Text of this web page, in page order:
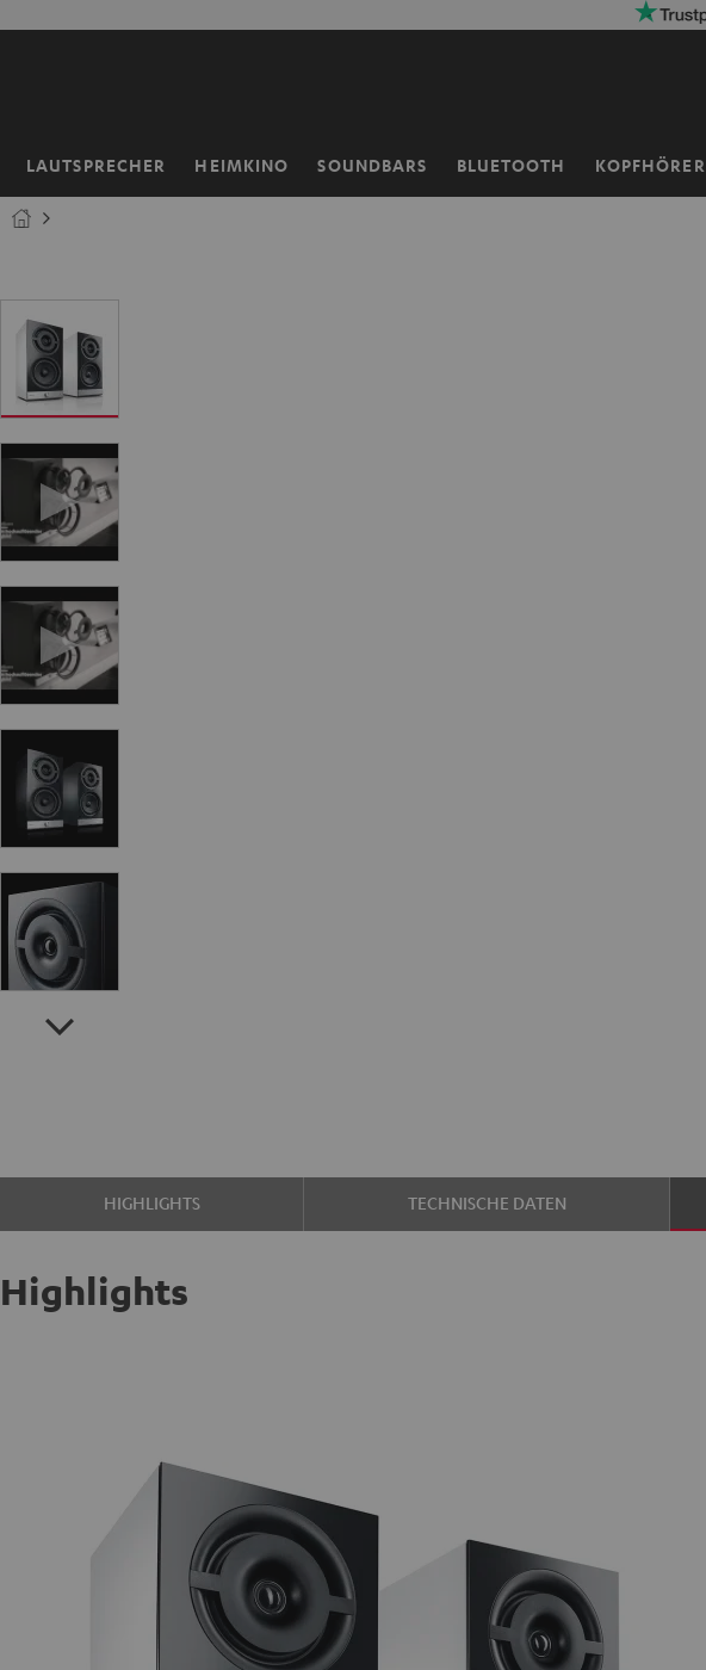
LAUTSPRECHER HEIMKINO SOUNDBARS BLUETOOTH KOPFHÖRER
Startseite
HIGHLIGHTS TECHNISCHE DATEN
Highlights